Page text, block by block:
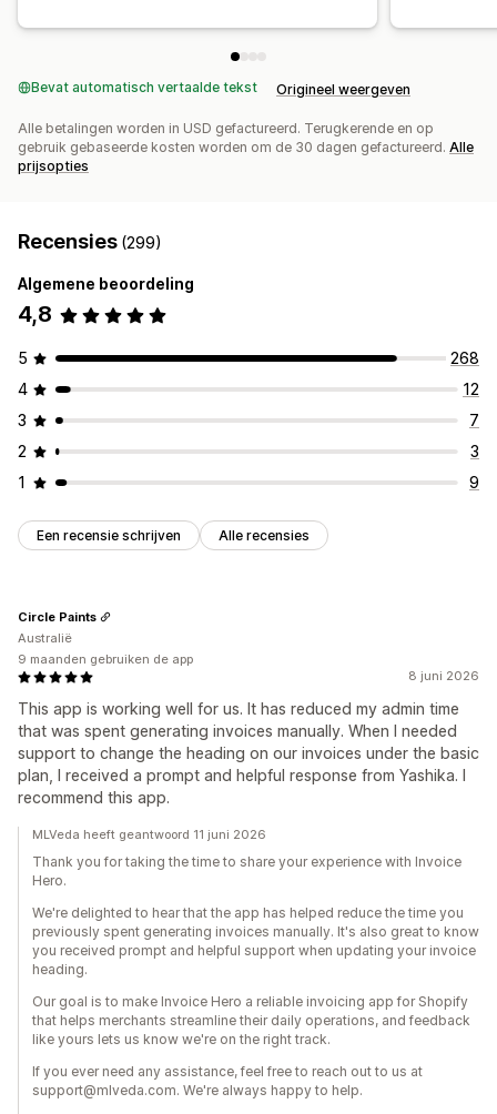
Bevat automatisch vertaalde tekst Origineel weergeven
Alle betalingen worden in USD gefactureerd. Terugkerende en op
gebruik gebaseerde kosten worden om de 30 dagen gefactureerd. Alle
prijsopties
Recensies (299)
Algemene beoordeling
4,8
5
268
4
12
3
7
2
3
1
9
Een recensie schrijven Alle recensies
8 juni 2026
This app is working well for us. It has reduced my admin time
that was spent generating invoices manually. When I needed
support to change the heading on our invoices under the basic
plan, I received a prompt and helpful response from Yashika. I
recommend this app.
Circle Paints
Australië
9 maanden gebruiken de app
MLVeda heeft geantwoord 11 juni 2026
Thank you for taking the time to share your experience with Invoice
Hero.
We're delighted to hear that the app has helped reduce the time you
previously spent generating invoices manually. It's also great to know
you received prompt and helpful support when updating your invoice
heading.
Our goal is to make Invoice Hero a reliable invoicing app for Shopify
that helps merchants streamline their daily operations, and feedback
like yours lets us know we're on the right track.
If you ever need any assistance, feel free to reach out to us at
support@mlveda.com. We're always happy to help.